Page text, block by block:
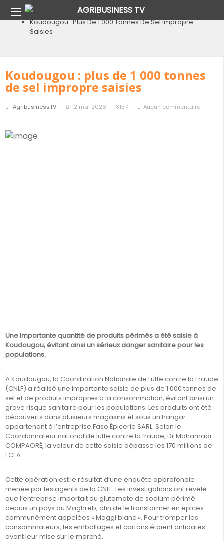
Blog
Koudougou : Plus De 1 000 Tonnes De Sel Impropre
Saisies
Koudougou : plus de 1 000 tonnes
de sel impropre saisies
AgribusinessTV 12 mai 2026 3157 Aucun commentaire
Une importante quantité de produits périmés a été saisie à
Koudougou, évitant ainsi un sérieux danger sanitaire pour les
populations.
À Koudougou, la Coordination Nationale de Lutte contre la Fraude
(CNLF) a réalisé une importante saisie de plus de 1 000 tonnes de
sel et de produits impropres à la consommation, évitant ainsi un
grave risque sanitaire pour les populations. Les produits ont été
découverts dans plusieurs magasins et sous un hangar
appartenant à l’entreprise Faso Épicerie SARL. Selon le
Coordonnateur national de lutte contre la fraude, Dr Mohamadi
COMPAORÉ, la valeur de cette saisie dépasse les 170 millions de
FCFA.
Cette opération est le résultat d’une enquête approfondie
menée par les agents de la CNLF. Les investigations ont révélé
que l’entreprise importait du glutamate de sodium périmé
depuis un pays du Maghreb, afin de le transformer en épices
communément appelées « Maggi blanc ». Pour tromper les
consommateurs, les emballages et cartons étaient antidatés
avant leur mise sur le marché.